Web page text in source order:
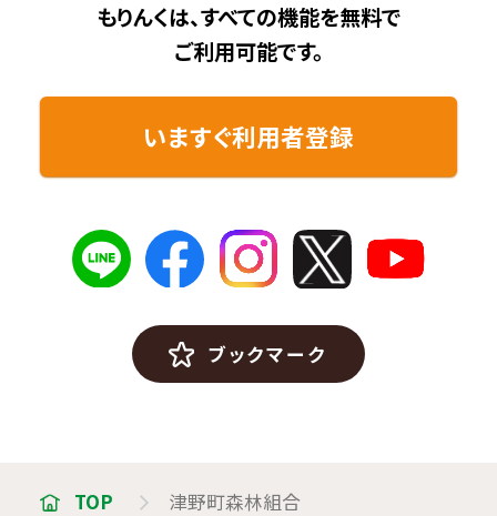
もりんくは、すべての機能を無料で
ご利用可能です。
いますぐ利用者登録
ブックマーク
TOP 津野町森林組合